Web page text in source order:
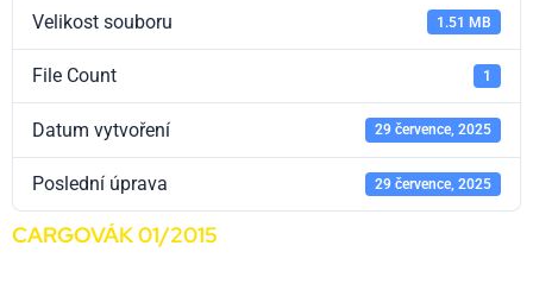
Velikost souboru 1.51 MB
File Count 1
Datum vytvoření 29 července, 2025
Poslední úprava 29 července, 2025
CARGOVÁK 01/2015